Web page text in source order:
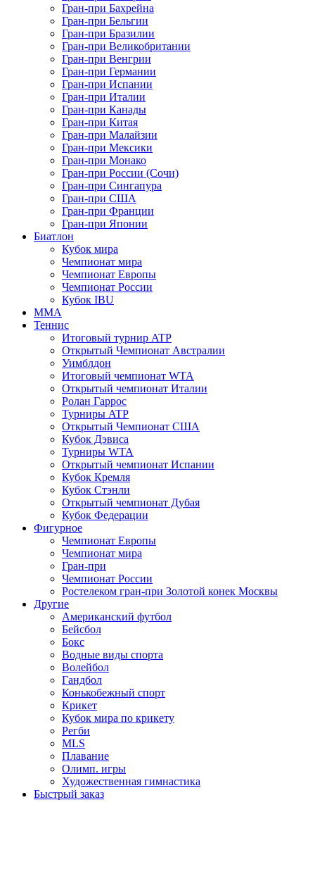
Гран-при Бахрейна
Гран-при Бельгии
Гран-при Бразилии
Гран-при Великобритании
Гран-при Венгрии
Гран-при Германии
Гран-при Испании
Гран-при Италии
Гран-при Канады
Гран-при Китая
Гран-при Малайзии
Гран-при Мексики
Гран-при Монако
Гран-при России (Сочи)
Гран-при Сингапура
Гран-при США
Гран-при Франции
Гран-при Японии
Биатлон
Кубок мира
Чемпионат мира
Чемпионат Европы
Чемпионат России
Кубок IBU
MMA
Теннис
Итоговый турнир ATP
Открытый Чемпионат Австралии
Уимблдон
Итоговый чемпионат WTA
Открытый чемпионат Италии
Ролан Гаррос
Турниры ATP
Открытый Чемпионат США
Кубок Дэвиса
Турниры WTA
Открытый чемпионат Испании
Кубок Кремля
Кубок Стэнли
Открытый чемпионат Дубая
Кубок Федерации
Фигурное
Чемпионат Европы
Чемпионат мира
Гран-при
Чемпионат России
Ростелеком гран-при Золотой конек Москвы
Другие
Американский футбол
Бейсбол
Бокс
Водные виды спорта
Волейбол
Гандбол
Конькобежный спорт
Крикет
Кубок мира по крикету
Регби
MLS
Плавание
Олимп. игры
Художественная гимнастика
Быстрый заказ